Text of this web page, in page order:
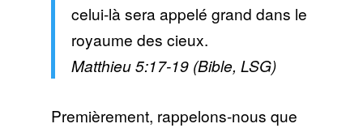
celui-là sera appelé grand dans le
royaume des cieux.
Matthieu 5:17-19 (Bible, LSG)
Premièrement, rappelons-nous que